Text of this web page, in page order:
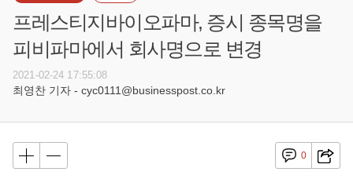
프레스티지바이오파마, 증시 종목명을
피비파마에서 회사명으로 변경
2021-02-24 17:55:08
최영찬 기자 - cyc0111@businesspost.co.kr
0